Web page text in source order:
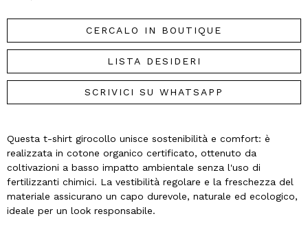
CERCALO IN BOUTIQUE
LISTA DESIDERI
SCRIVICI SU WHATSAPP
Questa t-shirt girocollo unisce sostenibilità e comfort: è
realizzata in cotone organico certificato, ottenuto da
coltivazioni a basso impatto ambientale senza l'uso di
fertilizzanti chimici. La vestibilità regolare e la freschezza del
materiale assicurano un capo durevole, naturale ed ecologico,
ideale per un look responsabile.